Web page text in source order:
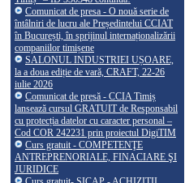
Comunicat de presa - O nouă serie de
întâlniri de lucru ale Președintelui CCIAT
în București, în sprijinul internaționalizării
companiilor timișene
SALONUL INDUSTRIEI UȘOARE,
la a doua ediție de vară, CRAFT, 22-26
iulie 2026
Comunicat de presă - CCIA Timiș
lansează cursul GRATUIT de Responsabil
cu protecția datelor cu caracter personal –
Cod COR 242231 prin proiectul DigiTIM
Curs gratuit - COMPETENŢE
ANTREPRENORIALE, FINACIARE ŞI
JURIDICE